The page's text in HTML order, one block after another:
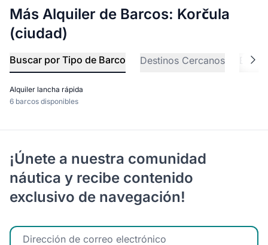
Más Alquiler de Barcos: Korčula
(ciudad)
Buscar por Tipo de Barco Destinos Cercanos
Alquiler lancha rápida
6 barcos disponibles
¡Únete a nuestra comunidad
náutica y recibe contenido
exclusivo de navegación!
Ingrese su correo electrónico